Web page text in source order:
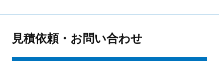
見積依頼・お問い合わせ